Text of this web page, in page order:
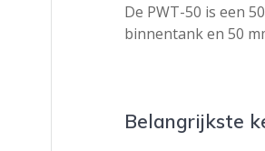
De PWT-50 is een
binnentank en 50
Belangrijkste